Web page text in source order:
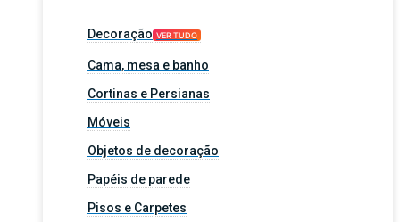
Decoração VER TUDO
Cama, mesa e banho
Cortinas e Persianas
Móveis
Objetos de decoração
Papéis de parede
Pisos e Carpetes